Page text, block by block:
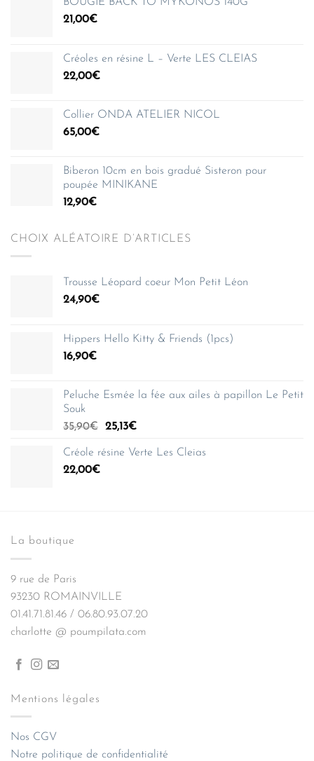
21,00€
Créoles en résine L – Verte LES CLEIAS
22,00€
Collier ONDA ATELIER NICOL
65,00€
Biberon 10cm en bois gradué Sisteron pour
poupée MINIKANE
12,90€
CHOIX ALÉATOIRE D’ARTICLES
Trousse Léopard coeur Mon Petit Léon
24,90€
Hippers Hello Kitty & Friends (1pcs)
16,90€
Peluche Esmée la fée aux ailes à papillon Le Petit
Souk
35,90€
Le
initial
25,13€Le
actuel
Créole résine Verte Les Cleias
22,00€
La boutique
9 rue de Paris
93230 ROMAINVILLE
01.41.71.81.46 / 06.80.93.07.20
charlotte @ poumpilata.com
Mentions légales
Nos CGV
Notre politique de confidentialité